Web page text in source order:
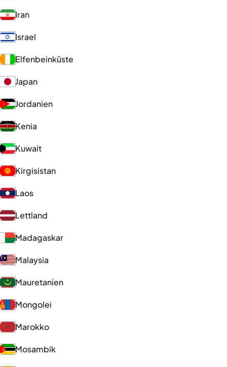
Iran
Israel
Elfenbeinküste
Japan
Jordanien
Kenia
Kuwait
Kirgisistan
Laos
Lettland
Madagaskar
Malaysia
Mauretanien
Mongolei
Marokko
Mosambik